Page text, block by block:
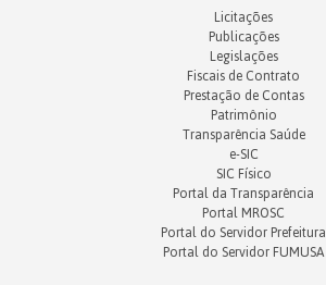
Licitações
Publicações
Legislações
Fiscais de Contrato
Prestação de Contas
Patrimônio
Transparência Saúde
e-SIC
SIC Físico
Portal da Transparência
Portal MROSC
Portal do Servidor Prefeitura
Portal do Servidor FUMUSA